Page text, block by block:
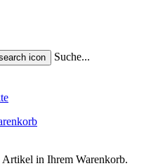
Suche...
Artikel in Ihrem Warenkorb.